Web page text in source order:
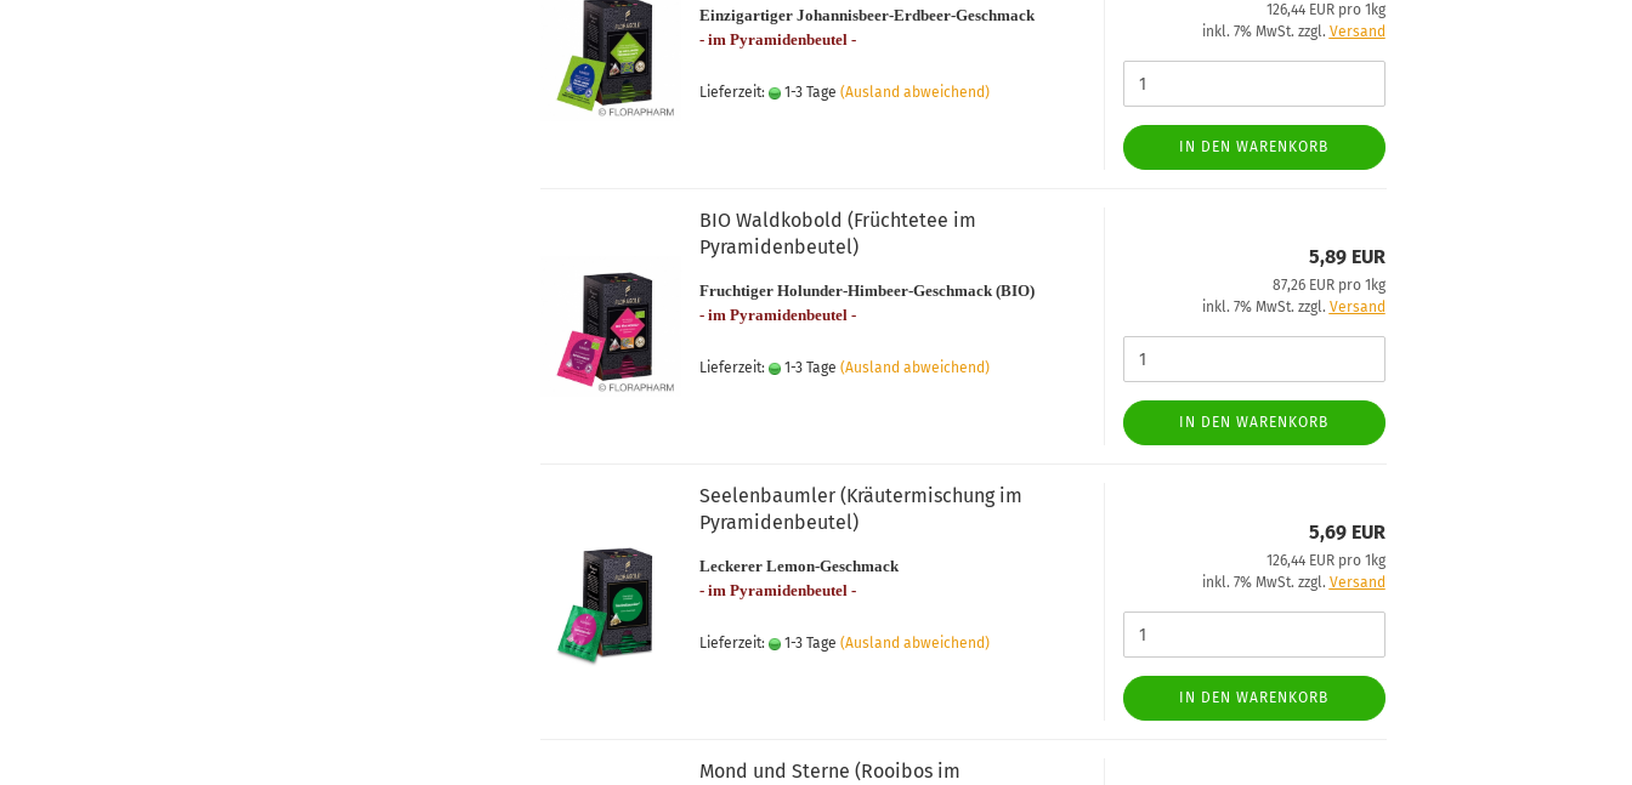
Einzigartiger Johannisbeer-Erdbeer-Geschmack
- im Pyramidenbeutel -
Lieferzeit: 1-3 Tage (Ausland abweichend)
126,44 EUR pro 1kg
inkl. 7% MwSt. zzgl. Versand
IN DEN WARENKORB
BIO Waldkobold (Früchtetee im
Pyramidenbeutel)
Fruchtiger Holunder-Himbeer-Geschmack (BIO)
- im Pyramidenbeutel -
Lieferzeit: 1-3 Tage (Ausland abweichend)
5,89 EUR
87,26 EUR pro 1kg
inkl. 7% MwSt. zzgl. Versand
IN DEN WARENKORB
Seelenbaumler (Kräutermischung im
Pyramidenbeutel)
Leckerer Lemon-Geschmack
- im Pyramidenbeutel -
Lieferzeit: 1-3 Tage (Ausland abweichend)
5,69 EUR
126,44 EUR pro 1kg
inkl. 7% MwSt. zzgl. Versand
IN DEN WARENKORB
Mond und Sterne (Rooibos im